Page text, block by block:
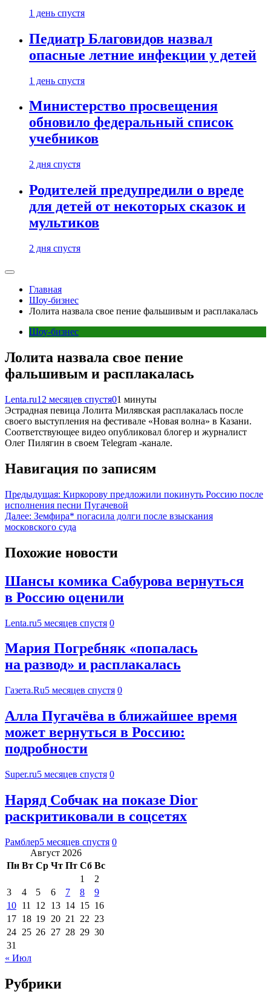
1 день спустя
Педиатр Благовидов назвал
опасные летние инфекции у детей
1 день спустя
Министерство просвещения
обновило федеральный список
учебников
2 дня спустя
Родителей предупредили о вреде
для детей от некоторых сказок и
мультиков
2 дня спустя
Главная
Шоу-бизнес
Лолита назвала свое пение фальшивым и расплакалась
Шоу-бизнес
Лолита назвала свое пение
фальшивым и расплакалась
Lenta.ru12 месяцев спустя01 минуты
Эстрадная певица Лолита Милявская расплакалась после
своего выступления на фестивале «Новая волна» в Казани.
Соответствующее видео опубликовал блогер и журналист
Олег Пилягин в своем Telegram -канале.
Навигация по записям
Предыдущая: Киркорову предложили покинуть Россию после
исполнения песни Пугачевой
Далее: Земфира* погасила долги после взыскания
московского суда
Похожие новости
Шансы комика Сабурова вернуться
в Россию оценили
Lenta.ru5 месяцев спустя 0
Мария Погребняк «попалась
на развод» и расплакалась
Газета.Ru5 месяцев спустя 0
Алла Пугачёва в ближайшее время
может вернуться в Россию:
подробности
Super.ru5 месяцев спустя 0
Наряд Собчак на показе Dior
раскритиковали в соцсетях
Рамблер5 месяцев спустя 0
Август 2026
Пн Вт Ср Чт Пт Сб Вс
1
2
3
4 5 6 7 8
9
10 11 12 13 14 15 16
17 18 19 20 21 22 23
24 25 26 27 28 29 30
31
« Июл
Рубрики